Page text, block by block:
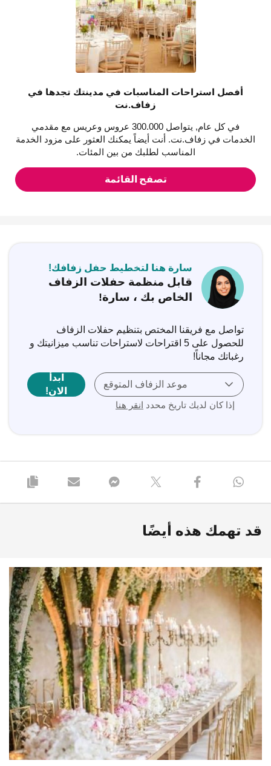
أفصل استراحات المناسبات في مدينتك تجدها في
زفاف.نت
في كل عام, يتواصل 300.000 عروس وعريس مع مقدمي
الخدمات في زفاف.نت. أنت أيضاً يمكنك العثور على مزود الخدمة
المناسب لطلبك من بين المئات.
تصفح القائمة
سارة هنا لتخطيط حفل زفافك!
قابل منظمة حفلات الزفاف
الخاص بك ، سارة!
تواصل مع فريقنا المختص بتنظيم حفلات الزفاف
للحصول على 5 اقتراحات لاستراحات تناسب ميزانيتك و
رغباتك مجاناً‎!
موعد الزفاف المتوقع
إذا كان لديك تاريخ محدد انقر هنا
ابدأ
الان!
قد تهمك هذه أيضًا